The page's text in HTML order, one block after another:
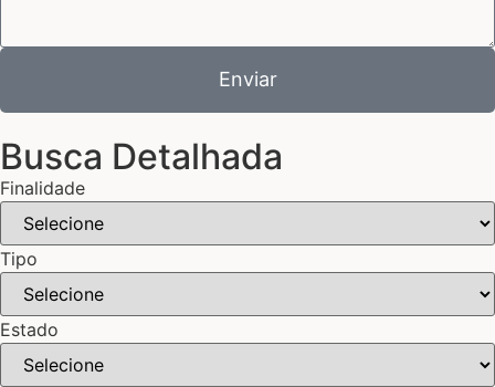
Enviar
Busca Detalhada
Finalidade
Tipo
Estado